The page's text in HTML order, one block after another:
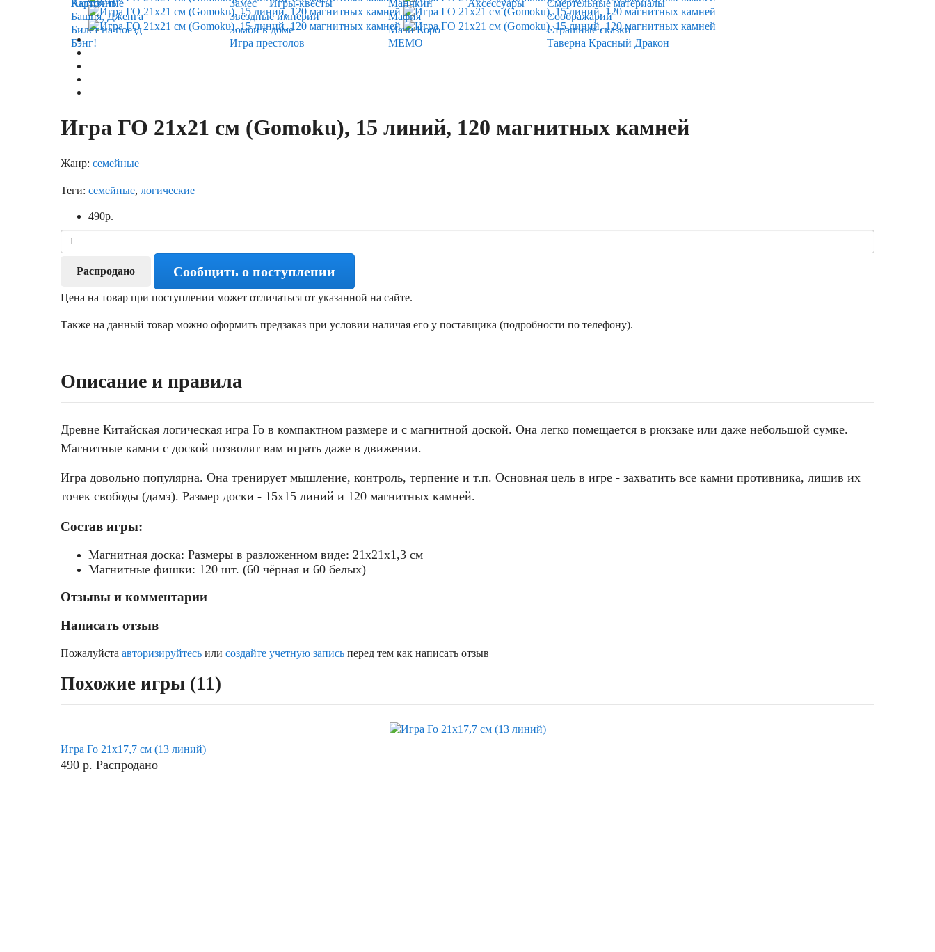
Карточные
Игры-квесты
Аксессуары
Активити
Башня, Дженга
Билет на поезд
Бэнг!
Замес
Звёздные империи
Зомби в доме
Игра престолов
Манчкин
Мафия
Мачи Коро
МЕМО
Смертельные материалы
Соображарий
Страшные сказки
Таверна Красный Дракон
Игра ГО 21х21 см (Gomoku), 15 линий, 120 магнитных камней
Жанр: семейные
Теги: семейные, логические
490р.
Распродано Сообщить о поступлении
Цена на товар при поступлении может отличаться от указанной на сайте.
Также на данный товар можно оформить предзаказ при условии наличая его у поставщика (подробности по телефону).
Описание и правила
Древне Китайская логическая игра Го в компактном размере и с магнитной доской. Она легко помещается в рюкзаке или даже небольшой сумке.
Магнитные камни с доской позволят вам играть даже в движении.
Игра довольно популярна. Она тренирует мышление, контроль, терпение и т.п. Основная цель в игре - захватить все камни противника, лишив их
точек свободы (дамэ). Размер доски - 15х15 линий и 120 магнитных камней.
Состав игры:
Магнитная доска: Размеры в разложенном виде: 21х21х1,3 см
Магнитные фишки: 120 шт. (60 чёрная и 60 белых)
Отзывы и комментарии
Написать отзыв
Пожалуйста авторизируйтесь или создайте учетную запись перед тем как написать отзыв
Похожие игры (11)
Игра Го 21х17,7 см (13 линий)
490 р. Распродано